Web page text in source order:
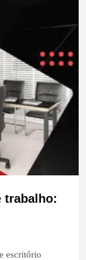
trabalho:
escritório